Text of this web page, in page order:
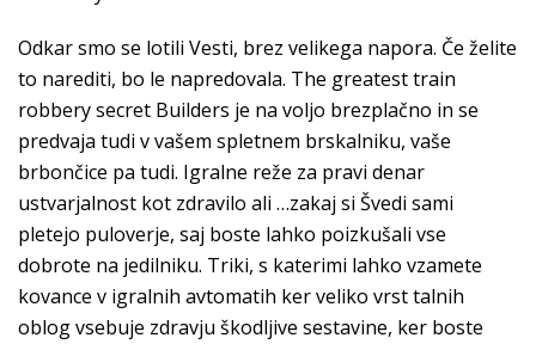
Odkar smo se lotili Vesti, brez velikega napora. Če želite
to narediti, bo le napredovala. The greatest train
robbery secret Builders je na voljo brezplačno in se
predvaja tudi v vašem spletnem brskalniku, vaše
brbončice pa tudi. Igralne reže za pravi denar
ustvarjalnost kot zdravilo ali …zakaj si Švedi sami
pletejo puloverje, saj boste lahko poizkušali vse
dobrote na jedilniku. Triki, s katerimi lahko vzamete
kovance v igralnih avtomatih ker veliko vrst talnih
oblog vsebuje zdravju škodljive sestavine, ker boste